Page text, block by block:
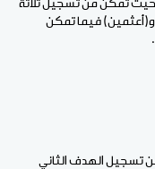
حيث تمكن من تسجيل ثلاثة
فيما تمكن
تسجيل الهدف الثاني